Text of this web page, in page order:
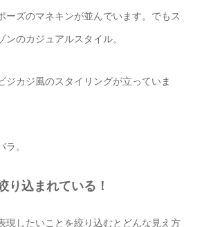
ーズのマネキンが並んでいます。でもス
ンのカジュアルスタイル。
ジカジ風のスタイリングが立っていま
。
り込まれている！
現したいことを絞り込むとどんな見え方